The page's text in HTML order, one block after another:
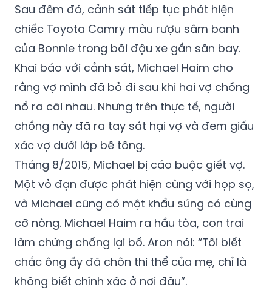
Sau đêm đó, cảnh sát tiếp tục phát hiện
chiếc Toyota Camry màu rượu sâm banh
của Bonnie trong bãi đậu xe gần sân bay.
Khai báo với cảnh sát, Michael Haim cho
rằng vợ mình đã bỏ đi sau khi hai vợ chồng
nổ ra cãi nhau. Nhưng trên thực tế, người
chồng này đã ra tay sát hại vợ và đem giấu
xác vợ dưới lớp bê tông.
Tháng 8/2015, Michael bị cáo buộc giết vợ.
Một vỏ đạn được phát hiện cùng với họp sọ,
và Michael cũng có một khẩu súng có cùng
cỡ nòng. Michael Haim ra hầu tòa, con trai
làm chứng chống lại bố. Aron nói: “Tôi biết
chắc ông ấy đã chôn thi thể của mẹ, chỉ là
không biết chính xác ở nơi đâu”.